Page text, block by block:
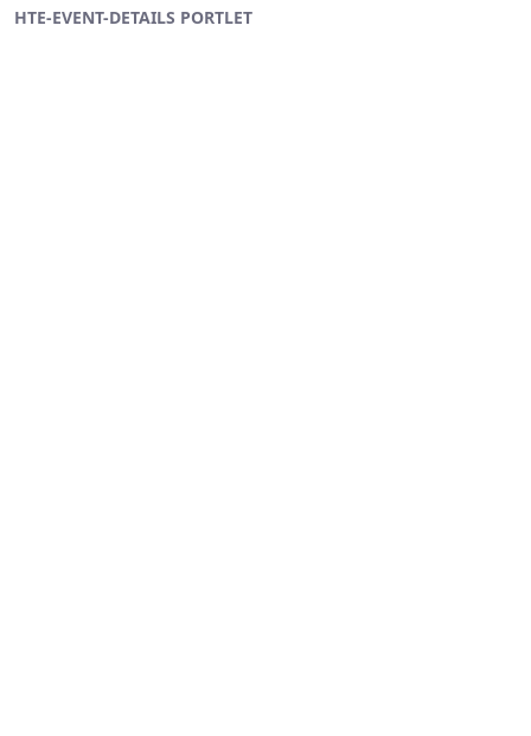
Ugrás a fő tartalomhoz
HTE-EVENT-DETAILS PORTLET